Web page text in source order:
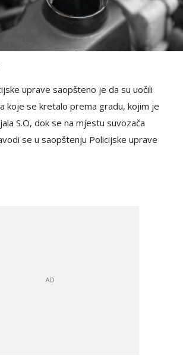
uprave saopšteno je da su uočili
koje se kretalo prema gradu, kojim je
S.O, dok se na mjestu suvozača
se u saopštenju Policijske uprave